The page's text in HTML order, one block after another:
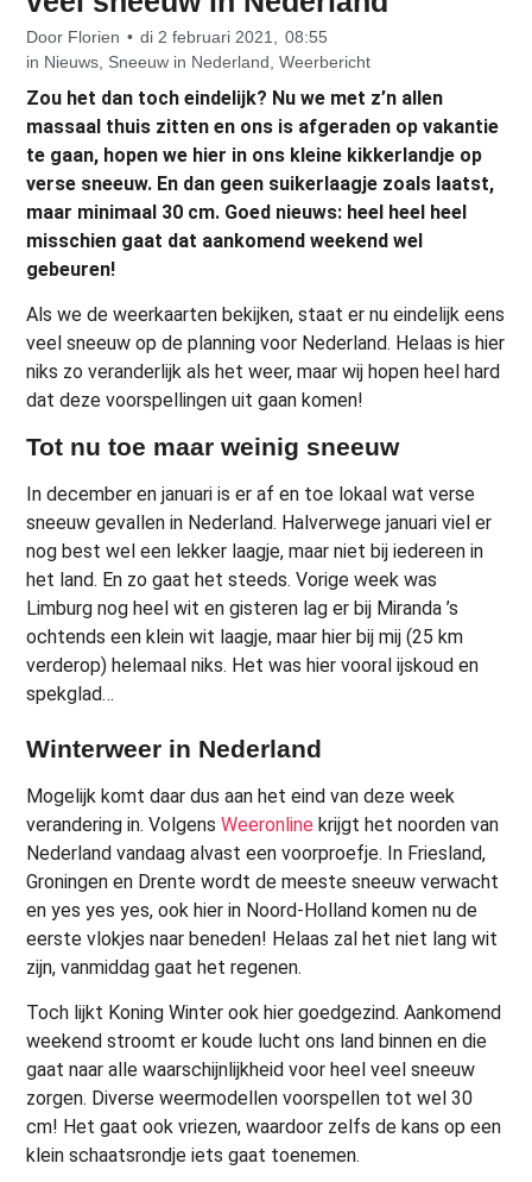
Door Florien • di 2 februari 2021,
08:55
in Nieuws Sneeuw in Nederland ,Weerbericht
Zou het dan toch eindelijk? Nu we met z’n allen
massaal thuis zitten en ons is afgeraden op vakantie
te gaan, hopen we hier in ons kleine kikkerlandje op
verse sneeuw. En dan geen suikerlaagje zoals laatst,
maar minimaal 30 cm. Goed nieuws: heel heel heel
misschien gaat dat aankomend weekend wel
gebeuren!
Als we de weerkaarten bekijken, staat er nu eindelijk eens
veel sneeuw op de planning voor Nederland. Helaas is hier
niks zo veranderlijk als het weer, maar wij hopen heel hard
dat deze voorspellingen uit gaan komen!
Tot nu toe maar weinig sneeuw
In december en januari is er af en toe lokaal wat verse
sneeuw gevallen in Nederland. Halverwege januari viel er
nog best wel een lekker laagje, maar niet bij iedereen in
het land. En zo gaat het steeds. Vorige week was
Limburg nog heel wit en gisteren lag er bij Miranda ’s
ochtends een klein wit laagje, maar hier bij mij (25 km
verderop) helemaal niks. Het was hier vooral ijskoud en
spekglad…
Winterweer in Nederland
Mogelijk komt daar dus aan het eind van deze week
verandering in. VolgensWeeronline krijgt het noorden van
Nederland vandaag alvast een voorproefje. In Friesland,
Groningen en Drente wordt de meeste sneeuw verwacht
en yes yes yes, ook hier in Noord-Holland komen nu de
eerste vlokjes naar beneden! Helaas zal het niet lang wit
zijn, vanmiddag gaat het regenen.
Toch lijkt Koning Winter ook hier goedgezind. Aankomend
weekend stroomt er koude lucht ons land binnen en die
gaat naar alle waarschijnlijkheid voor heel veel sneeuw
zorgen. Diverse weermodellen voorspellen tot wel 30
cm! Het gaat ook vriezen, waardoor zelfs de kans op een
klein schaatsrondje iets gaat toenemen.